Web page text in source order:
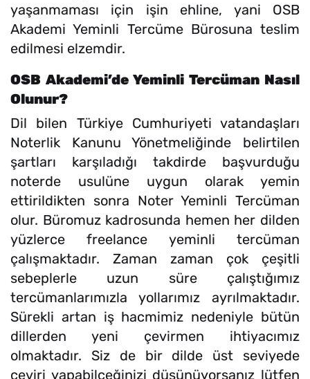
yaşanmaması için işin ehline, yani OSB
Akademi Yeminli Tercüme Bürosuna teslim
edilmesi elzemdir.
OSB Akademi’de Yeminli Tercüman Nasıl
Olunur?
Dil bilen Türkiye Cumhuriyeti vatandaşları
Noterlik Kanunu Yönetmeliğinde belirtilen
şartları karşıladığı takdirde başvurduğu
noterde usulüne uygun olarak yemin
ettirildikten sonra Noter Yeminli Tercüman
olur. Büromuz kadrosunda hemen her dilden
yüzlerce freelance yeminli tercüman
çalışmaktadır. Zaman zaman çok çeşitli
sebeplerle uzun süre çalıştığımız
tercümanlarımızla yollarımız ayrılmaktadır.
Sürekli artan iş hacmimiz nedeniyle bütün
dillerden yeni çevirmen ihtiyacımız
olmaktadır. Siz de bir dilde üst seviyede
çeviri yapabilceğinizi düşünüyorsanız lütfen